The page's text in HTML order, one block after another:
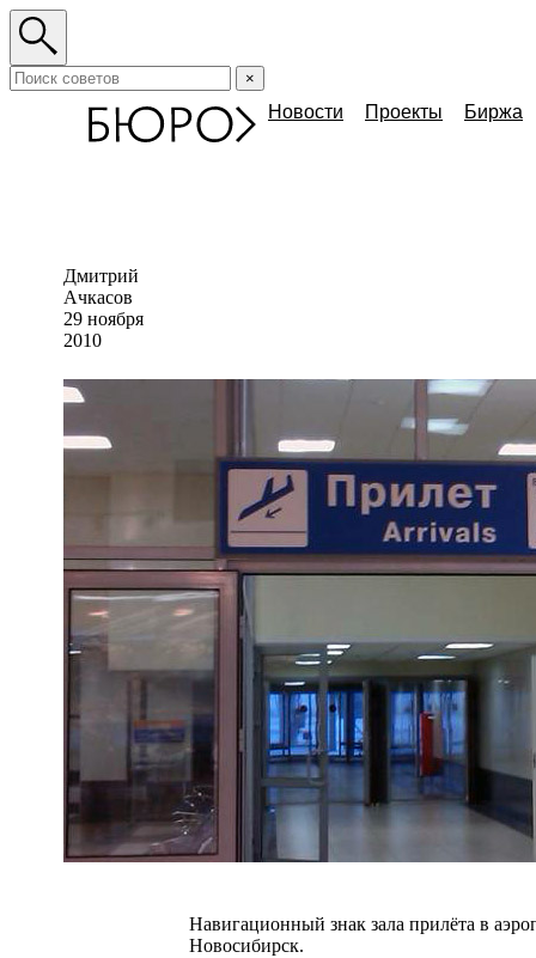
×
Новости Проекты Биржа
Дмитрий
Ачкасов
29 ноября
2010
Навигационный знак зала прилёта в
Новосибирск.